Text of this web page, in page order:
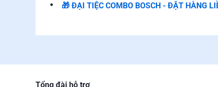
🎁 ĐẠI TIỆC COMBO BOSCH - ĐẶT HÀNG
Tổng đài hỗ trợ